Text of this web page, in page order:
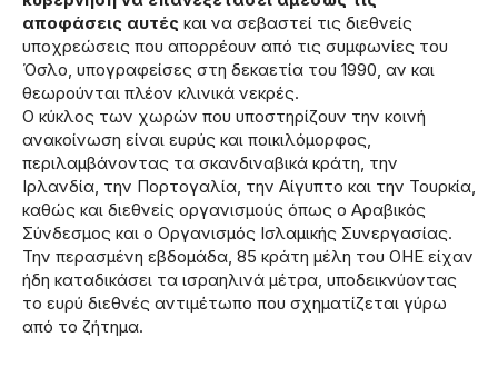
αποφάσεις αυτές και να σεβαστεί τις διεθνείς
υποχρεώσεις που απορρέουν από τις συμφωνίες του
Όσλο, υπογραφείσες στη δεκαετία του 1990, αν και
θεωρούνται πλέον κλινικά νεκρές.
Ο κύκλος των χωρών που υποστηρίζουν την κοινή
ανακοίνωση είναι ευρύς και ποικιλόμορφος,
περιλαμβάνοντας τα σκανδιναβικά κράτη, την
Ιρλανδία, την Πορτογαλία, την Αίγυπτο και την Τουρκία,
καθώς και διεθνείς οργανισμούς όπως ο Αραβικός
Σύνδεσμος και ο Οργανισμός Ισλαμικής Συνεργασίας.
Την περασμένη εβδομάδα, 85 κράτη μέλη του ΟΗΕ είχαν
ήδη καταδικάσει τα ισραηλινά μέτρα, υποδεικνύοντας
το ευρύ διεθνές αντιμέτωπο που σχηματίζεται γύρω
από το ζήτημα.